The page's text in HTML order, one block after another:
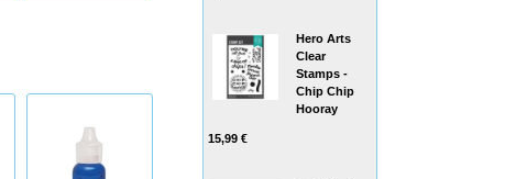
Hero Arts
Clear
Stamps -
Chip Chip
Hooray
15,99 €